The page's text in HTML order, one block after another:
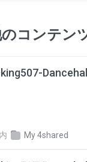
コンテン
内 My 4shared